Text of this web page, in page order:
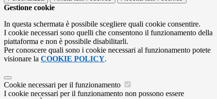
Gestione cookie
In questa schermata è possibile scegliere quali cookie consentire.
I cookie necessari sono quelli che consentono il funzionamento della
piattaforma e non è possibile disabilitarli.
Per conoscere quali sono i cookie necessari al funzionamento potete
visionare la COOKIE POLICY.
Cookie necessari per il funzionamento
I cookie necessari per il funzionamento non possono essere